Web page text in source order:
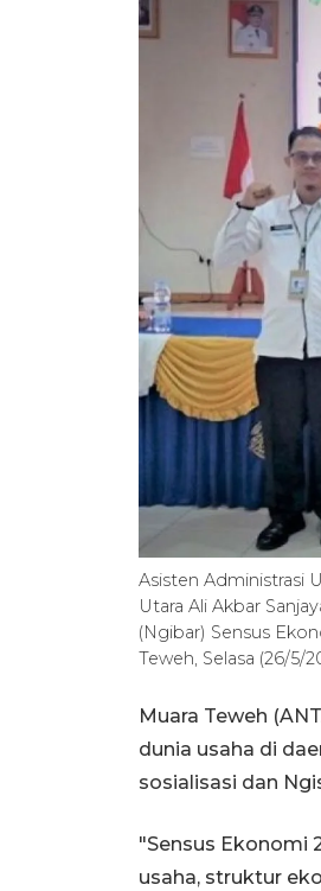
Asisten Administrasi
Utara Ali Akbar
(Ngibar) Sensus
Teweh, Selasa (26/5/
Muara Teweh
dunia usaha di
sosialisasi dan
"Sensus Ekonomi
usaha, struktur